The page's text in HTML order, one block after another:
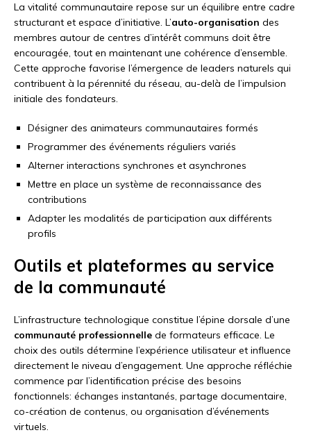
La vitalité communautaire repose sur un équilibre entre cadre
structurant et espace d’initiative. L’auto-organisation des
membres autour de centres d’intérêt communs doit être
encouragée, tout en maintenant une cohérence d’ensemble.
Cette approche favorise l’émergence de leaders naturels qui
contribuent à la pérennité du réseau, au-delà de l’impulsion
initiale des fondateurs.
Désigner des animateurs communautaires formés
Programmer des événements réguliers variés
Alterner interactions synchrones et asynchrones
Mettre en place un système de reconnaissance des
contributions
Adapter les modalités de participation aux différents
profils
Outils et plateformes au service
de la communauté
L’infrastructure technologique constitue l’épine dorsale d’une
communauté professionnelle de formateurs efficace. Le
choix des outils détermine l’expérience utilisateur et influence
directement le niveau d’engagement. Une approche réfléchie
commence par l’identification précise des besoins
fonctionnels: échanges instantanés, partage documentaire,
co-création de contenus, ou organisation d’événements
virtuels.